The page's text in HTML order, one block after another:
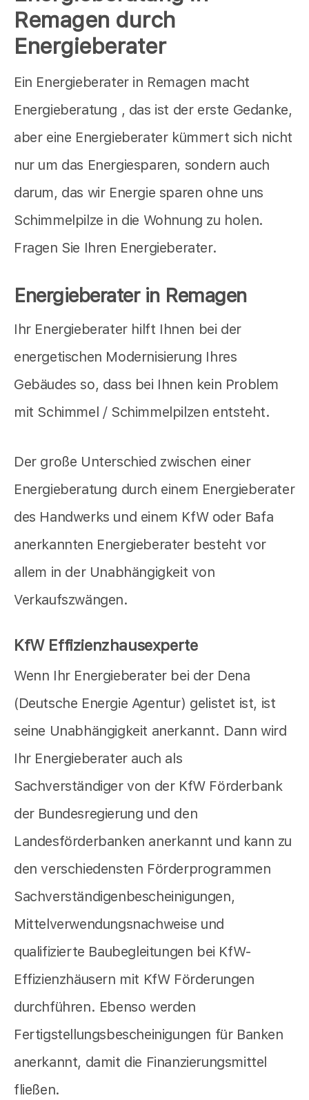
Remagen durch
Energieberater
Ein Energieberater in Remagen macht
Energieberatung , das ist der erste Gedanke,
aber eine Energieberater kümmert sich nicht
nur um das Energiesparen, sondern auch
darum, das wir Energie sparen ohne uns
Schimmelpilze in die Wohnung zu holen.
Fragen Sie Ihren Energieberater.
Energieberater in Remagen
Ihr Energieberater hilft Ihnen bei der
energetischen Modernisierung Ihres
Gebäudes so, dass bei Ihnen kein Problem
mit Schimmel / Schimmelpilzen entsteht.
Der große Unterschied zwischen einer
Energieberatung durch einem Energieberater
des Handwerks und einem KfW oder Bafa
anerkannten Energieberater besteht vor
allem in der Unabhängigkeit von
Verkaufszwängen.
KfW Effizienzhausexperte
Wenn Ihr Energieberater bei der Dena
(Deutsche Energie Agentur) gelistet ist, ist
seine Unabhängigkeit anerkannt. Dann wird
Ihr Energieberater auch als
Sachverständiger von der KfW Förderbank
der Bundesregierung und den
Landesförderbanken anerkannt und kann zu
den verschiedensten Förderprogrammen
Sachverständigenbescheinigungen,
Mittelverwendungsnachweise und
qualifizierte Baubegleitungen bei KfW-
Effizienzhäusern mit KfW Förderungen
durchführen. Ebenso werden
Fertigstellungsbescheinigungen für Banken
anerkannt, damit die Finanzierungsmittel
fließen.